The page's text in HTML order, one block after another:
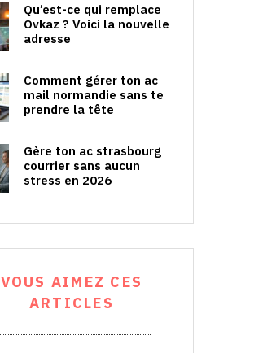
Qu’est-ce qui remplace
Ovkaz ? Voici la nouvelle
adresse
Comment gérer ton ac
mail normandie sans te
prendre la tête
Gère ton ac strasbourg
courrier sans aucun
stress en 2026
VOUS AIMEZ CES
ARTICLES